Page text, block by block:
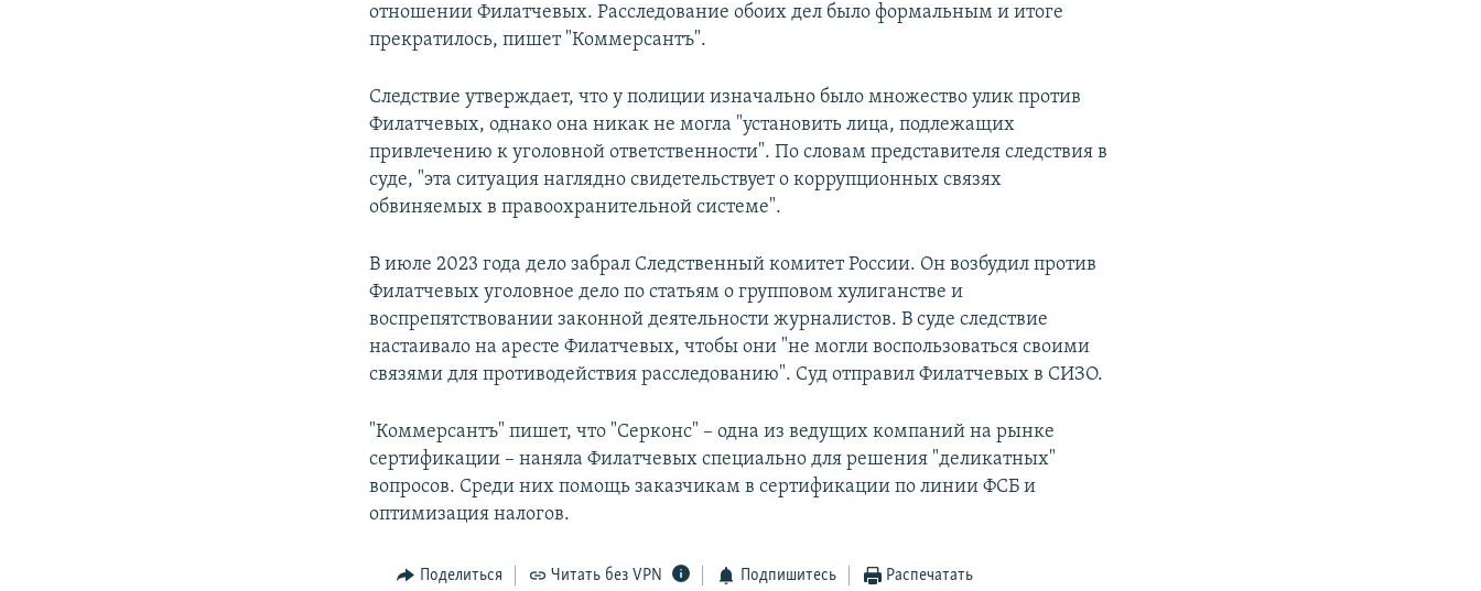
отношении Филатчевых. Расследование обоих дел было формальным и итоге
прекратилось, пишет "Коммерсантъ".
Следствие утверждает, что у полиции изначально было множество улик против
Филатчевых, однако она никак не могла "установить лица, подлежащих
привлечению к уголовной ответственности". По словам представителя следствия в
суде, "эта ситуация наглядно свидетельствует о коррупционных связях
обвиняемых в правоохранительной системе".
В июле 2023 года дело забрал Следственный комитет России. Он возбудил против
Филатчевых уголовное дело по статьям о групповом хулиганстве и
воспрепятствовании законной деятельности журналистов. В суде следствие
настаивало на аресте Филатчевых, чтобы они "не могли воспользоваться своими
связями для противодействия расследованию". Суд отправил Филатчевых в СИЗО.
"Коммерсантъ" пишет, что "Серконс" – одна из ведущих компаний на рынке
сертификации – наняла Филатчевых специально для решения "деликатных"
вопросов. Среди них помощь заказчикам в сертификации по линии ФСБ и
оптимизация налогов.
Поделиться Читать без VPN Подпишитесь Распечатать